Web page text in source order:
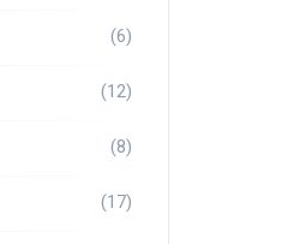
(6)
(12)
(8)
(17)